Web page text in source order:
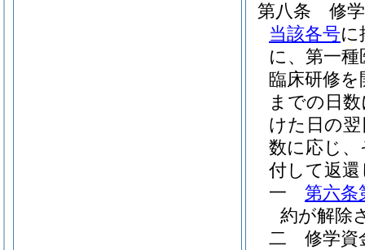
第八条
修
当該各号に
に、第一
臨床研修
までの日
けた日の
数に応じ
付して返
一
第六条
約が解除
二
修学資